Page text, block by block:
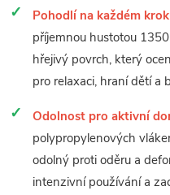
Pohodlí na každém
příjemnou hustotou
hřejivý povrch, který
pro relaxaci, hraní dětí a
Odolnost pro aktivní
polypropylenových
odolný proti oděru a
intenzivní používání a